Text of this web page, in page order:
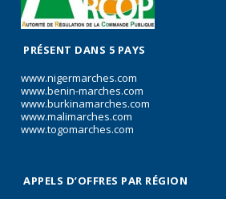
PRÉSENT DANS 5 PAYS
www.nigermarches.com
www.benin-marches.com
www.burkinamarches.com
www.malimarches.com
www.togomarches.com
APPELS D’OFFRES PAR RÉGION